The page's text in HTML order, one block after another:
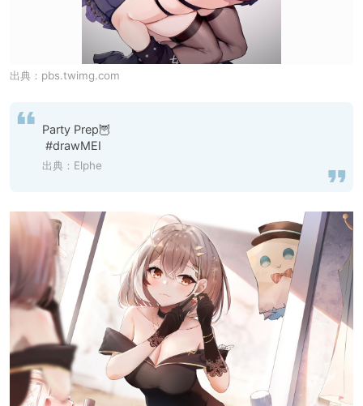
出典： pbs.twimg.com
Party Prep🦉
#drawMEI
出典： Elphe